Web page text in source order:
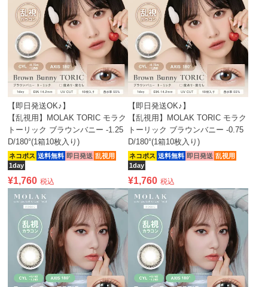
【即日発送OK♪】
【乱視用】MOLAK TORIC モラク
トーリック ブラウンバニー -1.25
D/180°(1箱10枚入り)
ネコポス 送料無料 即日発送 乱視用
1day
¥1,760 税込
【即日発送OK♪】
【乱視用】MOLAK TORIC モラク
トーリック ブラウンバニー -0.75
D/180°(1箱10枚入り)
ネコポス 送料無料 即日発送 乱視用
1day
¥1,760 税込